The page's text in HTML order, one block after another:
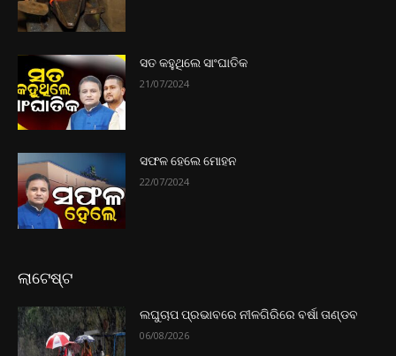
ସତ କହୁଥିଲେ ସାଂଘାତିକ
21/07/2024
ସଫଳ ହେଲେ ମୋହନ
22/07/2024
ଲାଟେଷ୍ଟ
ଲଘୁଚାପ ପ୍ରଭାବରେ ନୀଳଗିରିରେ ବର୍ଷା ତାଣ୍ଡବ
06/08/2026